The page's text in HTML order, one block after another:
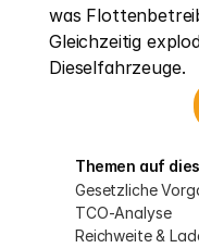
was
Gleichzeitig
Dieselfahrzeuge.
Themen auf
Gesetzliche
TCO-Analyse
Reichweite &